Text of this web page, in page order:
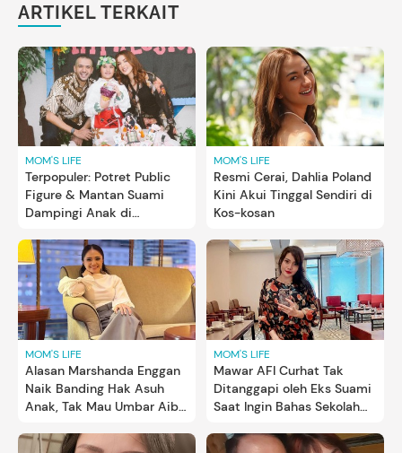
ARTIKEL TERKAIT
MOM'S LIFE
Terpopuler: Potret Public
Figure & Mantan Suami
Dampingi Anak di
MOM'S LIFE
Resmi Cerai, Dahlia Poland
Kini Akui Tinggal Sendiri di
Kos-kosan
MOM'S LIFE
Alasan Marshanda Enggan
Naik Banding Hak Asuh
Anak, Tak Mau Umbar Aib
MOM'S LIFE
Mawar AFI Curhat Tak
Ditanggapi oleh Eks Suami
Saat Ingin Bahas Sekolah